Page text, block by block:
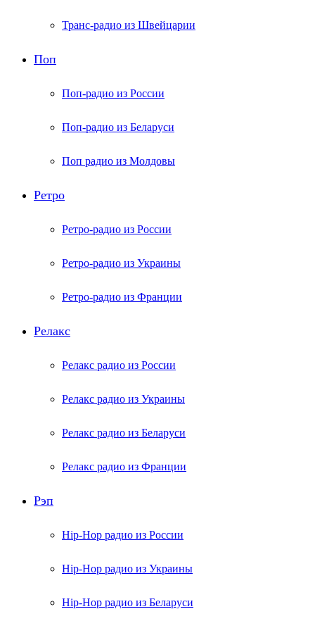
Транс-радио из Швейцарии
Поп
Поп-радио из России
Поп-радио из Беларуси
Поп радио из Молдовы
Ретро
Ретро-радио из России
Ретро-радио из Украины
Ретро-радио из Франции
Релакс
Релакс радио из России
Релакс радио из Украины
Релакс радио из Беларуси
Релакс радио из Франции
Рэп
Hip-Hop радио из России
Hip-Hop радио из Украины
Hip-Hop радио из Беларуси